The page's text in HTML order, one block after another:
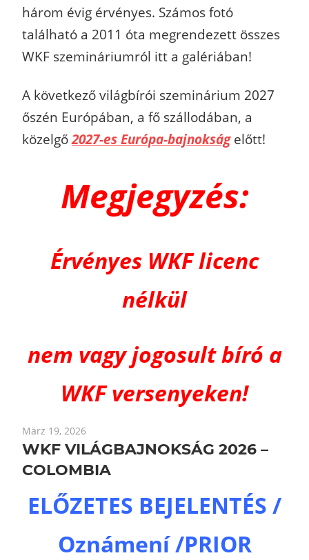
három évig érvényes. Számos fotó
található a 2011 óta megrendezett összes
WKF szemináriumról itt a galériában!
A következő világbírói szeminárium 2027
őszén Európában, a fő szállodában, a
közelgő2027-es Európa-bajnokságelőtt!
Megjegyzés:
Érvényes WKF licenc
nélkül
nem vagy jogosult bíró a
WKF versenyeken!
März 19, 2026
WKF VILÁGBAJNOKSÁG 2026 –
COLOMBIA
ELŐZETES BEJELENTÉS /
Oznámení /PRIOR